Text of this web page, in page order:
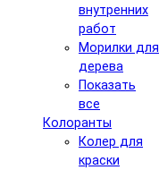
внутренних
работ
Морилки для
дерева
Показать
все
Колоранты
Колер для
краски